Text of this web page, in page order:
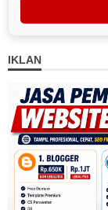
IKLAN